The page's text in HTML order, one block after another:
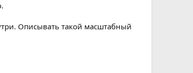
Описывать такой масштабный